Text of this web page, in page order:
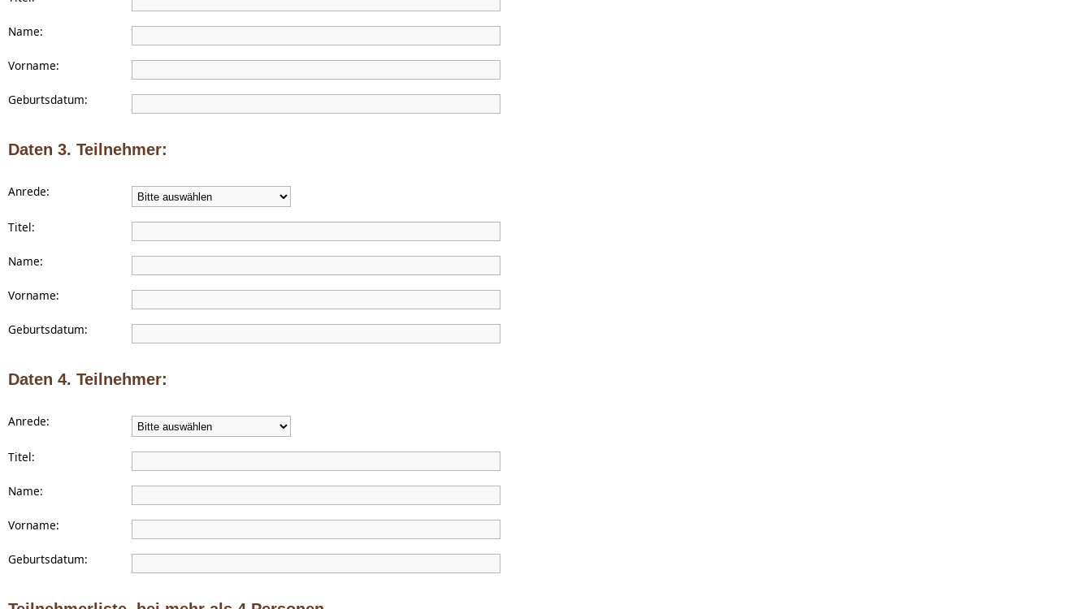
Name:
Vorname:
Geburtsdatum:
Daten 3. Teilnehmer:
Anrede:
Titel:
Name:
Vorname:
Geburtsdatum:
Daten 4. Teilnehmer:
Anrede:
Titel:
Name:
Vorname:
Geburtsdatum: